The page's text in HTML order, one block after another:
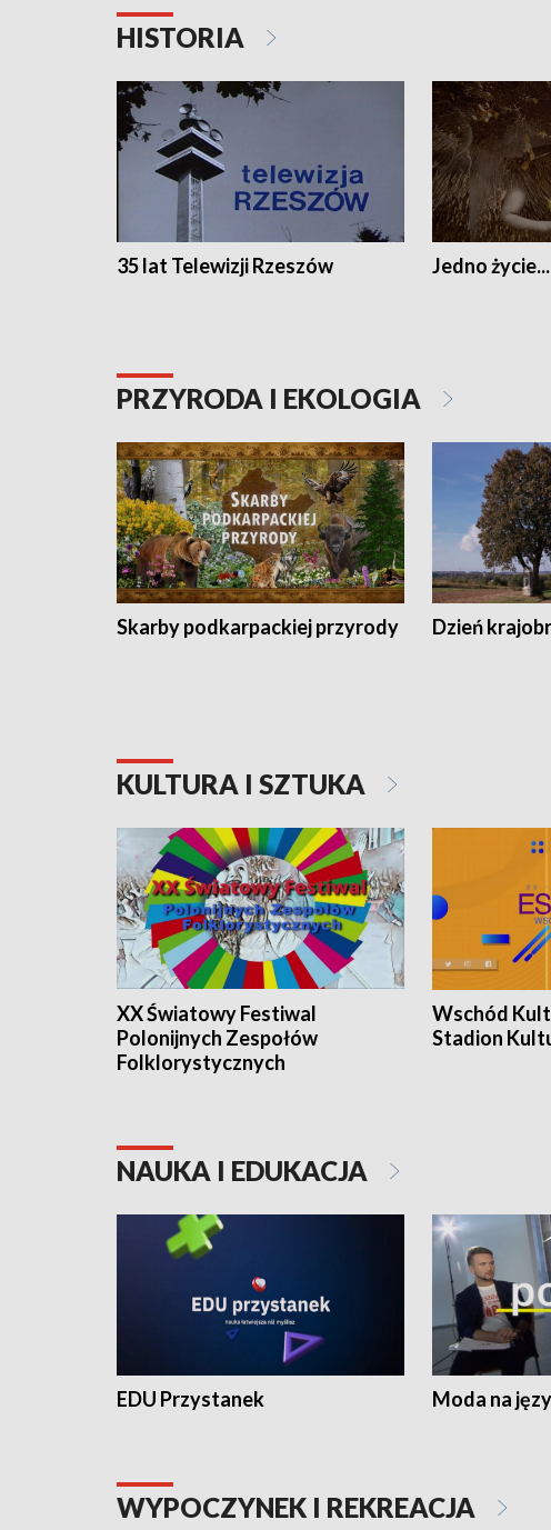
HISTORIA
35 lat Telewizji Rzeszów Jedno
PRZYRODA I EKOLOGIA
Skarby podkarpackiej przyrody Dzień
KULTURA I SZTUKA
XX Światowy Festiwal
Polonijnych Zespołów
Folklorystycznych
Wschód
Stadion
NAUKA I EDUKACJA
EDU Przystanek Moda na
WYPOCZYNEK I REKREACJA